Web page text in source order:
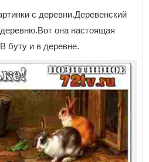
с деревни.Деревенский
она настоящая
буту и в деревне.